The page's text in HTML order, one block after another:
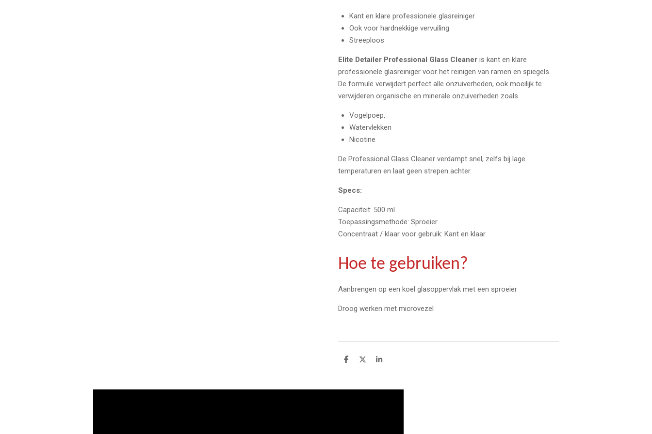
Kant en klare professionele glasreiniger
Ook voor hardnekkige vervuiling
Streeploos
Elite Detailer Professional Glass Cleaner is kant en klare
professionele glasreiniger voor het reinigen van ramen en spiegels.
De formule verwijdert perfect alle onzuiverheden, ook moeilijk te
verwijderen organische en minerale onzuiverheden zoals
Vogelpoep,
Watervlekken
Nicotine
De Professional Glass Cleaner verdampt snel, zelfs bij lage
temperaturen en laat geen strepen achter.
Specs:
Capaciteit: 500 ml
Toepassingsmethode: Sproeier
Concentraat / klaar voor gebruik: Kant en klaar
Hoe te gebruiken?
Aanbrengen op een koel glasoppervlak met een sproeier
Droog werken met microvezel
D
n
D
S
e